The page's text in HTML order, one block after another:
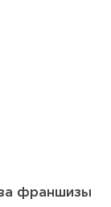
франшизы